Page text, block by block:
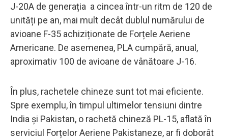
J-20A de generația a cincea într-un ritm de 120 de
unități pe an, mai mult decât dublul numărului de
avioane F-35 achiziționate de Forțele Aeriene
Americane. De asemenea, PLA cumpără, anual,
aproximativ 100 de avioane de vânătoare J-16.
În plus, rachetele chineze sunt tot mai eficiente.
Spre exemplu, în timpul ultimelor tensiuni dintre
India și Pakistan, o rachetă chineză PL-15, aflată în
serviciul Forțelor Aeriene Pakistaneze, ar fi doborât